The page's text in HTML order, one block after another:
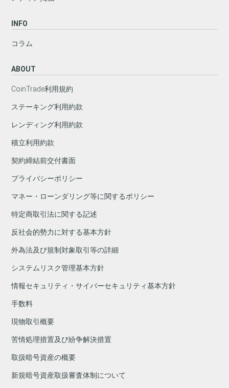
INFO
コラム
ABOUT
CoinTrade利用規約
ステーキング利用約款
レンディング利用約款
積立利用約款
契約締結前交付書面
プライバシーポリシー
マネー・ローンダリング等に関するポリシー
特定商取引法に関する記述
反社会的勢力に対する基本方針
外為法及び規制対象取引等の詳細
システムリスク管理基本方針
情報セキュリティ・サイバーセキュリティ基本方針
手数料
現物取引概要
苦情処理措置及び紛争解決措置
取扱暗号資産の概要
新規暗号資産取扱審査体制について